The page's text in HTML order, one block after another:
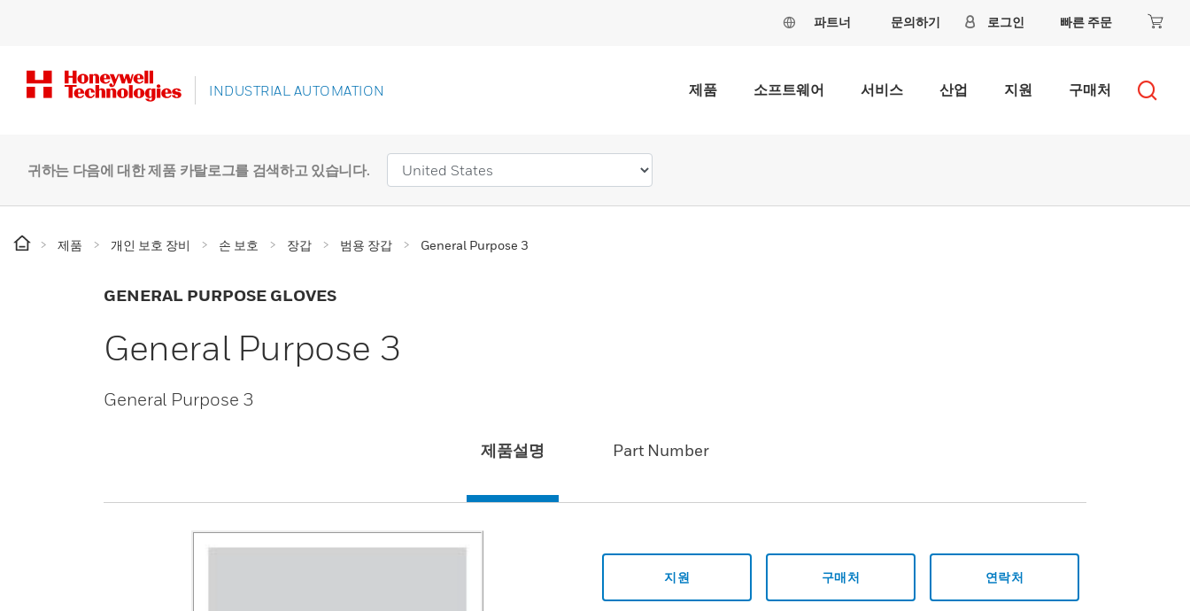
파트너 문의하기 로그인 빠른 주문
INDUSTRIAL AUTOMATION 제품 소프트웨어 서비스 산업 지원 구매처
귀하는 다음에 대한 제품 카탈로그를 검색하고 있습니다.
제품 개인 보호 장비 손 보호 장갑 범용 장갑 General Purpose 3
GENERAL PURPOSE GLOVES
General Purpose 3
General Purpose 3
제품설명 Part Number
지원 구매처 연락처